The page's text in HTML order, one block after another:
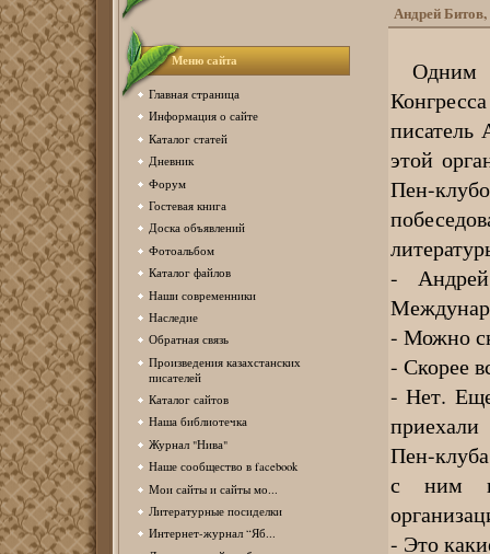
Меню сайта
Главная страница
Информация о сайте
Каталог статей
Дневник
Форум
Гостевая книга
Доска объявлений
Фотоальбом
Каталог файлов
Наши современники
Наследие
Обратная связь
Произведения казахстанских
писателей
Каталог сайтов
Наша библиотечка
Журнал "Нива"
Наше сообщество в facebook
Мои сайты и сайты мо...
Литературные посиделки
Интернет-журнал “Яб...
Андрей
Одним
писатель
этой
Пен-
- Андрей
- Можно
- Скорее
- Нет.
Пен-
с ним
- Это